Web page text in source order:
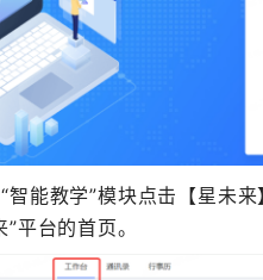
智能教学”模块点击【星未
平台的首页。